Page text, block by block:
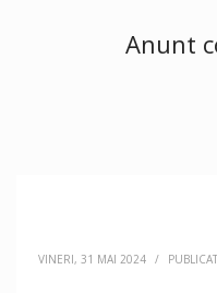
Anunt
VINERI, 31 MAI 2024 /